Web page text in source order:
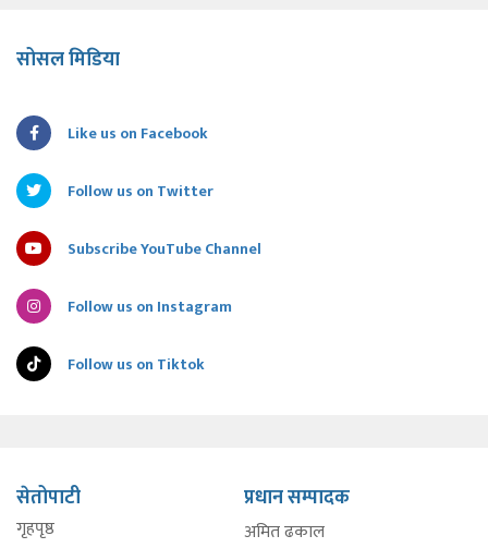
सोसल मिडिया
Like us on Facebook
Follow us on Twitter
Subscribe YouTube Channel
Follow us on Instagram
Follow us on Tiktok
सेतोपाटी
गृहपृष्ठ
प्रधान सम्पादक
अमित ढकाल